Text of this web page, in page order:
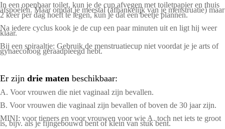
In een openbaar toilet, kun je de cup afvegen met toiletpapier en thuis
afspoelen. Maar omdat je meestal (afhankelijk van je menstruatie) maar
2 keer per dag hoeft te legen, kun je dat een beetje plannen.
Na iedere cyclus kook je de cup een paar minuten uit en ligt hij weer
klaar.
Bij een spiraaltje: Gebruik de menstruatiecup niet voordat je je arts of
gynaecoloog geraadpleegd hebt.
Er zijn drie maten beschikbaar:
A. Voor vrouwen die niet vaginaal zijn bevallen.
B. Voor vrouwen die vaginaal zijn bevallen of boven de 30 jaar zijn.
MINI: voor tieners en voor vrouwen voor wie A. toch net iets te groot
is, bijv. als je fijngebouwd bent of klein van stuk bent.